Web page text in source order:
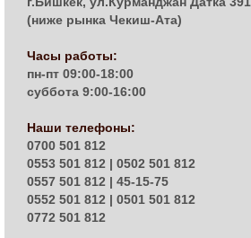
(ниже рынка Чекиш-Ата)
Часы работы:
пн-пт 09:00-18:00
суббота 9:00-16:00
Наши телефоны:
0700 501 812
0553 501 812 | 0502 501 812
0557 501 812 | 45-15-75
0552 501 812 | 0501 501 812
0772 501 812